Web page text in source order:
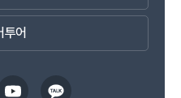
투어